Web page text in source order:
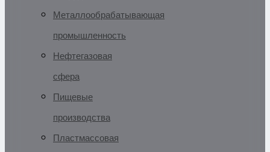
Металлообрабатывающая
промышленность
Нефтегазовая
сфера
Пищевые
производства
Пластмассовая